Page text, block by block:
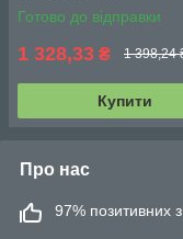
Готово до відправки
1 328,33 ₴ 1 398,24
Купити
Про нас
97% позитивних з